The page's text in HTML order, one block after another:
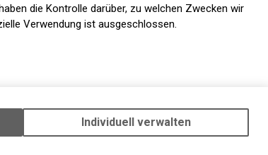
die Kontrolle darüber, zu welchen Zwecken wir
Verwendung ist ausgeschlossen.
Funktionen unseres Online-Angebots, wie die
zu ermöglichen. Bitte beachten Sie, dass die
Individuell verwalten